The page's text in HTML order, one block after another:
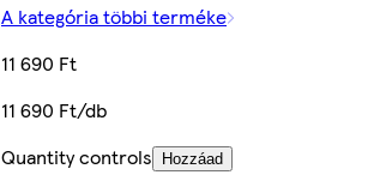
A kategória többi terméke
11 690 Ft
11 690 Ft/db
Quantity controls
Hozzáad